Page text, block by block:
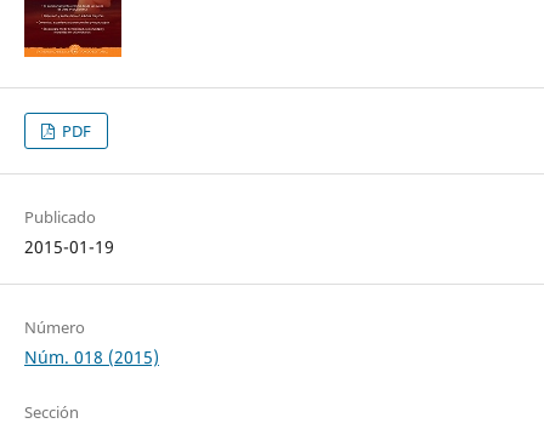
PDF
Publicado
2015-01-19
Número
Núm. 018 (2015)
Sección